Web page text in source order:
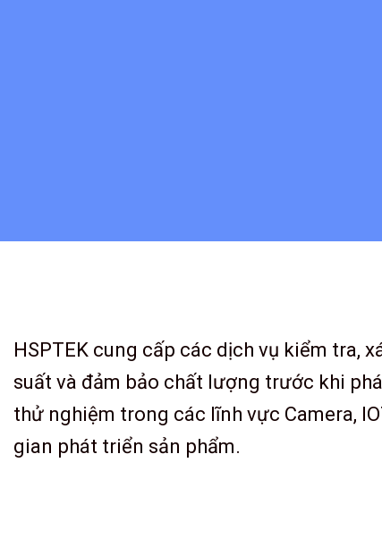
HSPTEK cung cấp các dịch vụ kiểm tra,
suất và đảm bảo chất lượng trước khi
thử nghiệm trong các lĩnh vực Camera,
gian phát triển sản phẩm.